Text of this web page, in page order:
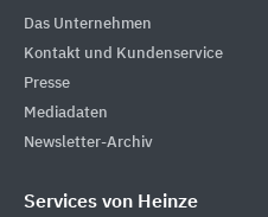
Das Unternehmen
Kontakt und Kundenservice
Presse
Mediadaten
Newsletter-Archiv
Services von Heinze